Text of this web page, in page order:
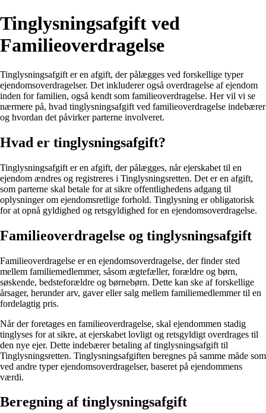
Tinglysningsafgift ved
Familieoverdragelse
Tinglysningsafgift er en afgift, der pålægges ved forskellige typer
ejendomsoverdragelser. Det inkluderer også overdragelse af ejendom
inden for familien, også kendt som familieoverdragelse. Her vil vi se
nærmere på, hvad tinglysningsafgift ved familieoverdragelse indebærer
og hvordan det påvirker parterne involveret.
Hvad er tinglysningsafgift?
Tinglysningsafgift er en afgift, der pålægges, når ejerskabet til en
ejendom ændres og registreres i Tinglysningsretten. Det er en afgift,
som parterne skal betale for at sikre offentlighedens adgang til
oplysninger om ejendomsretlige forhold. Tinglysning er obligatorisk
for at opnå gyldighed og retsgyldighed for en ejendomsoverdragelse.
Familieoverdragelse og tinglysningsafgift
Familieoverdragelse er en ejendomsoverdragelse, der finder sted
mellem familiemedlemmer, såsom ægtefæller, forældre og børn,
søskende, bedsteforældre og børnebørn. Dette kan ske af forskellige
årsager, herunder arv, gaver eller salg mellem familiemedlemmer til en
fordelagtig pris.
Når der foretages en familieoverdragelse, skal ejendommen stadig
tinglyses for at sikre, at ejerskabet lovligt og retsgyldigt overdrages til
den nye ejer. Dette indebærer betaling af tinglysningsafgift til
Tinglysningsretten. Tinglysningsafgiften beregnes på samme måde som
ved andre typer ejendomsoverdragelser, baseret på ejendommens
værdi.
Beregning af tinglysningsafgift